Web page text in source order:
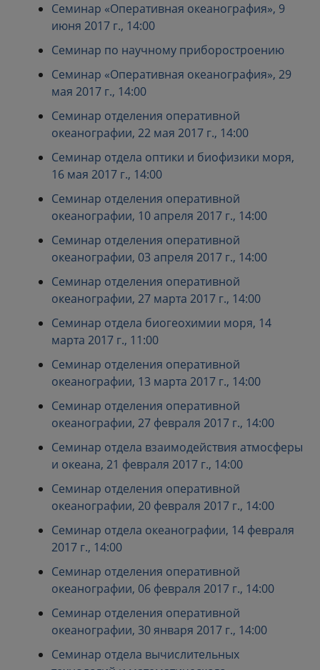
Семинар «Оперативная океанография», 9
июня 2017 г., 14:00
Семинар по научному приборостроению
Семинар «Оперативная океанография», 29
мая 2017 г., 14:00
Семинар отделения оперативной
океанографии, 22 мая 2017 г., 14:00
Семинар отдела оптики и биофизики моря,
16 мая 2017 г., 14:00
Семинар отделения оперативной
океанографии, 10 апреля 2017 г., 14:00
Семинар отделения оперативной
океанографии, 03 апреля 2017 г., 14:00
Семинар отделения оперативной
океанографии, 27 марта 2017 г., 14:00
Семинар отдела биогеохимии моря, 14
марта 2017 г., 11:00
Семинар отделения оперативной
океанографии, 13 марта 2017 г., 14:00
Семинар отделения оперативной
океанографии, 27 февраля 2017 г., 14:00
Семинар отдела взаимодействия атмосферы
и океана, 21 февраля 2017 г., 14:00
Семинар отделения оперативной
океанографии, 20 февраля 2017 г., 14:00
Семинар отдела океанографии, 14 февраля
2017 г., 14:00
Семинар отделения оперативной
океанографии, 06 февраля 2017 г., 14:00
Семинар отделения оперативной
океанографии, 30 января 2017 г., 14:00
Семинар отдела вычислительных